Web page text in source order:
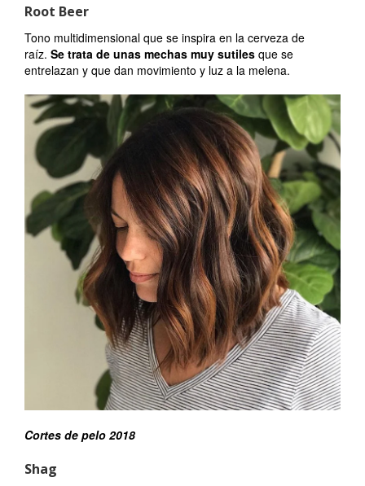
Root Beer
Tono multidimensional que se inspira en la cerveza de
raíz. Se trata de unas mechas muy sutiles que se
entrelazan y que dan movimiento y luz a la melena.
Cortes de pelo 2018
Shag